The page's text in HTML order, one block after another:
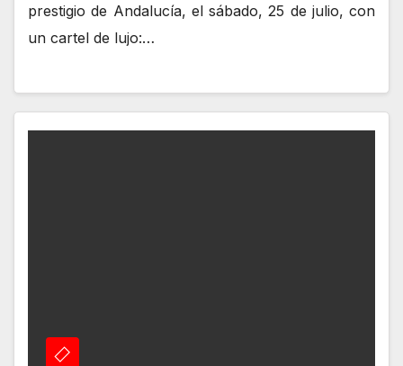
prestigio de Andalucía, el sábado, 25 de julio, con
un cartel de lujo:…